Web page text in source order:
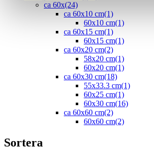
ca 60x(24)
ca 60x10 cm(1)
60x10 cm(1)
ca 60x15 cm(1)
60x15 cm(1)
ca 60x20 cm(2)
58x20 cm(1)
60x20 cm(1)
ca 60x30 cm(18)
55x33.3 cm(1)
60x25 cm(1)
60x30 cm(16)
ca 60x60 cm(2)
60x60 cm(2)
Sortera